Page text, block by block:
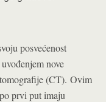
posvećenost
nove
(CT). Ovim
prvi put imaju